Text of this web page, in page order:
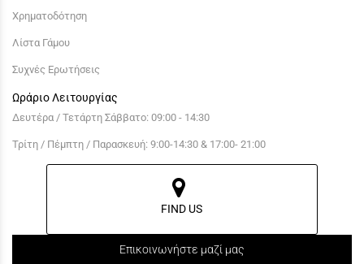
Χρηματοδότηση
Λίστα Γάμου
Συχνές Ερωτήσεις
Ωράριο Λειτουργίας
Δευτέρα / Τετάρτη Σάββατο: 09:00 - 14:30
Τρίτη / Πέμπτη / Παρασκευή: 9:00-14:30 & 17:00- 21:00
FIND US
Επικοινωνήστε μαζί μας